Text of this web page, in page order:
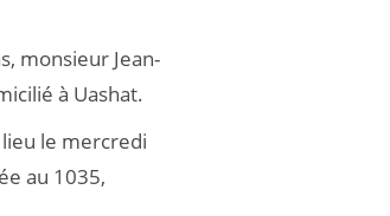
monsieur Jean-
à Uashat.
le mercredi
au 1035,